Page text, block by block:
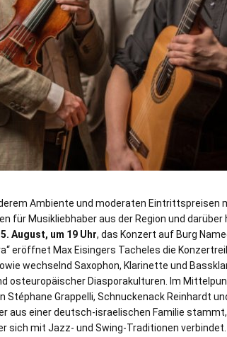
Ambiente und moderaten Eintrittspreisen
Musikliebhaber aus der Region und darüber
August, um 19 Uhr, das Konzert auf Burg
eröffnet Max Eisingers Tacheles die
wechselnd Saxophon, Klarinette und
osteuropäischer Diasporakulturen. Im
Grappelli, Schnuckenack Reinhardt
aus einer deutsch-israelischen Familie
sich mit Jazz- und Swing-Traditionen